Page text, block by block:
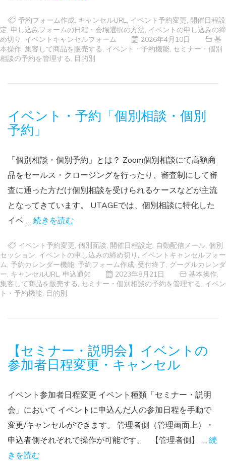
予約フォーム作成 キャンセルURL イベント予約変更 開催日程設
定 申し込みフォームの日程・会場選択の方法 イベントの申し込みの締
め切り
イベントキャンセルフォーム 2026年4月10日
基
本操作 集客して商品を販売する イベント・予約機能 セミナー・個別
相談の予約を管理する
目的別
イベント・予約「個別相談・個別
予約」
「個別相談・個別予約」とは？ Zoom個別相談にて高額商
品をセールス・クロージングを行ったり、審査制にして審
査に通った方だけ個別相談を受けられるケースなどが主流
となってきています。 UTAGEでは、個別相談に特化した
イベ … 続きを読む
イベント予約変更 個別面談 開催日程設定 自動配信メール 個別
セッション イベントの申し込みの締め切り
イベントキャンセルフォー
ム 予約カレンダー機能 予約フォーム作成 受付終了
グーグルカレンダ
ー キャンセルURL 申込通知 2023年8月21日 基本操作
集客して商品を販売する セミナー・個別相談の予約を管理する イベン
ト・予約機能 目的別
【セミナー・説明会】イベントの
参加者日程変更・キャンセル
イベント参加者日程変更 イベント種類「セミナー・説明
会」において イベントに申込んだ人の参加日程を手動で
変更/キャンセルができます。 管理者側（管理画面上）・
申込者側それぞれで操作が可能です。 【管理者側】 … 続
きを読む